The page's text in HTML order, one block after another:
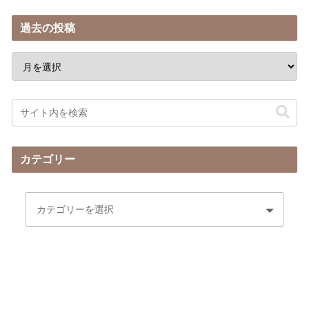
過去の投稿
カテゴリー